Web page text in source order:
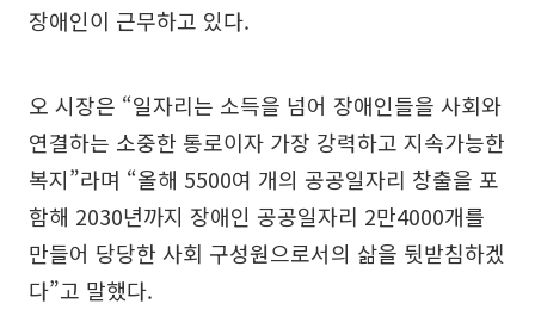
장애인이 근무하고 있다.
오 시장은 “일자리는 소득을 넘어 장애인들을 사회와
연결하는 소중한 통로이자 가장 강력하고 지속가능한
복지”라며 “올해 5500여 개의 공공일자리 창출을 포
함해 2030년까지 장애인 공공일자리 2만4000개를
만들어 당당한 사회 구성원으로서의 삶을 뒷받침하겠
다”고 말했다.